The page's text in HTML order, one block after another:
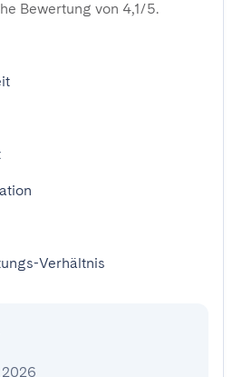
Bewertung von 4,1/5.
Verhältnis